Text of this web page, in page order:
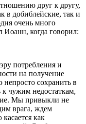
друг к другу,
в добиблейские, так и
очень много
Иоанн, когда говорил:
потребления и
на получение
непросто сохранить в
к чужим недостаткам,
Мы привыкли не
врага, ждем
как